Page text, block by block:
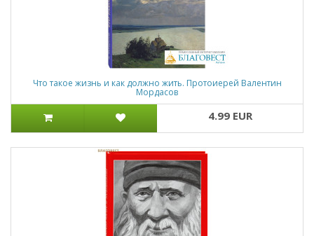
Что такое жизнь и как должно жить. Протоиерей Валентин
Мордасов
4.99 EUR